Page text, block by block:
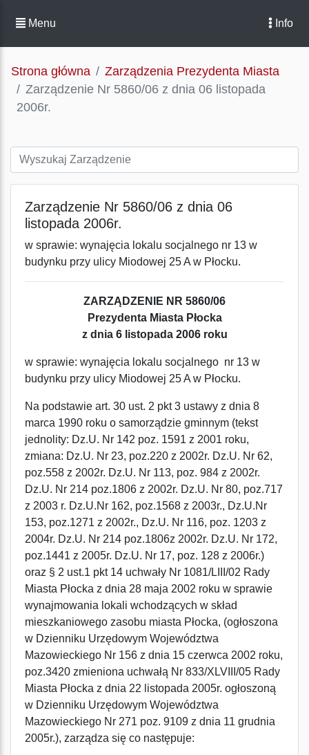
Menu Info
Strona główna
Zarządzenia Prezydenta Miasta
Zarządzenie Nr 5860/06 z dnia 06 listopada
2006r.
Zarządzenie Nr 5860/06 z dnia 06
listopada 2006r.
w sprawie: wynajęcia lokalu socjalnego nr 13 w
budynku przy ulicy Miodowej 25 A w Płocku.
ZARZĄDZENIE NR 5860/06
Prezydenta Miasta Płocka
z dnia 6 listopada 2006 roku
w sprawie: wynajęcia lokalu socjalnego nr 13 w
budynku przy ulicy Miodowej 25 A w Płocku.
Na podstawie art. 30 ust. 2 pkt 3 ustawy z dnia 8
marca 1990 roku o samorządzie gminnym (tekst
jednolity: Dz.U. Nr 142 poz. 1591 z 2001 roku,
zmiana: Dz.U. Nr 23, poz.220 z 2002r. Dz.U. Nr 62,
poz.558 z 2002r. Dz.U. Nr 113, poz. 984 z 2002r.
Dz.U. Nr 214 poz.1806 z 2002r. Dz.U. Nr 80, poz.717
z 2003 r. Dz.U.Nr 162, poz.1568 z 2003r., Dz.U.Nr
153, poz.1271 z 2002r., Dz.U. Nr 116, poz. 1203 z
2004r. Dz.U. Nr 214 poz.1806z 2002r. Dz.U. Nr 172,
poz.1441 z 2005r. Dz.U. Nr 17, poz. 128 z 2006r.)
oraz § 2 ust.1 pkt 14 uchwały Nr 1081/LIII/02 Rady
Miasta Płocka z dnia 28 maja 2002 roku w sprawie
wynajmowania lokali wchodzących w skład
mieszkaniowego zasobu miasta Płocka, (ogłoszona
w Dzienniku Urzędowym Województwa
Mazowieckiego Nr 156 z dnia 15 czerwca 2002 roku,
poz.3420 zmieniona uchwałą Nr 833/XLVIII/05 Rady
Miasta Płocka z dnia 22 listopada 2005r. ogłoszoną
w Dzienniku Urzędowym Województwa
Mazowieckiego Nr 271 poz. 9109 z dnia 11 grudnia
2005r.), zarządza się co następuje: